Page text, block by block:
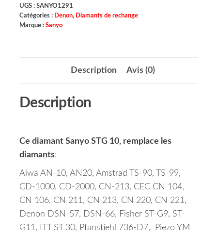
UGS : SANYO1291
Catégories : Denon, Diamants de rechange
Marque : Sanyo
Description Avis (0)
Description
Ce diamant Sanyo STG 10, remplace les
diamants:
Aiwa AN-10, AN20, Amstrad TS-90, TS-99,
CD-1000, CD-2000, CN-213, CEC CN 104,
CN 106, CN 211, CN 213, CN 220, CN 221,
Denon DSN-57, DSN-66, Fisher ST-G9, ST-
G11, ITT ST 30, Pfanstiehl 736-D7, Piezo YM